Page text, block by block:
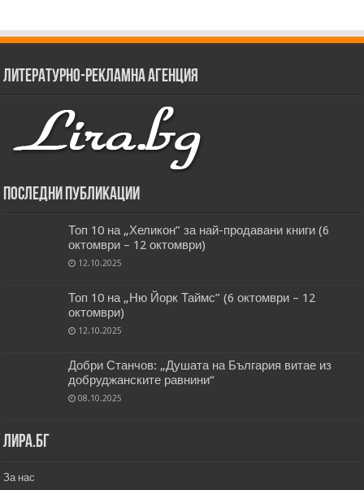
Литературно-рекламна агенция
Последни публикации
Топ 10 на „Хеликон” за най-продавани книги (6
октомври – 12 октомври)
12.10.2025
Топ 10 на „Ню Йорк Таймс” (6 октомври – 12
октомври)
12.10.2025
Добри Станчов: „Душата на България витае из
добруджанските равнини“
08.10.2025
Лира.бг
За нас